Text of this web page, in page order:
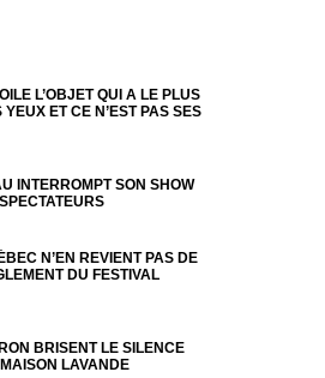
L’OBJET QUI A LE PLUS
ET CE N’EST PAS SES
INTERROMPT SON SHOW
N’EN REVIENT PAS DE
DU FESTIVAL
BRISENT LE SILENCE
LAVANDE